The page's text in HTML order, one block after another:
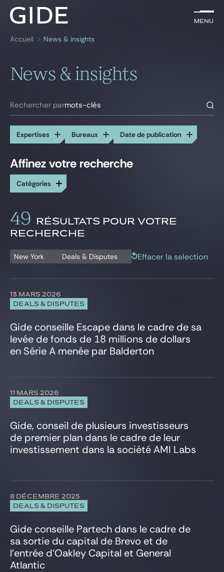
Menu
Rechercher par
Menu
Expertises
Global
News & insights
Notre cabinet
Gide Pro Bono et RSE
Contact
Accueil News & insights
News & insights
Rechercher parmots-clés
Expertises Bureaux Date de publication
Toutes les expertises
Actionnariat salarié
Banque et Finance
Commerce International
Conformité et Investigations internes
Contentieux civil et commercial
Défense, aéronautique et spatial
Distribution et consommation
Données personnelles
Droit boursier
Droit pénal des affaires
Droit public
Environnement
ESG, RSE, Durabilité
Executives & Management Packages
Fintech, Blockchain et Web3
Fiscal
Fonds d’investissement
Infrastructure
Intelligence Artificielle
Investissements étrangers, FSR et FDI
LBO Sponsors
Marchés de capitaux
Médias et Communication
Private Equity
Tous les bureaux
Alger
Dakar
Istanbul
New York
Paris
Varsovie
Affinez votre recherche
Catégories
Actualités
Analyses & décryptages
49 RÉSULTATS POUR VOTRE
RECHERCHE
New York Deals & Disputes Effacer la selection
DEALS & DISPUTES
13 MARS 2026
Gide conseille Escape dans le cadre de sa
levée de fonds de 18 millions de dollars
en Série A menée par Balderton
DEALS & DISPUTES
11 MARS 2026
Gide, conseil de plusieurs investisseurs
de premier plan dans le cadre de leur
investissement dans la société AMI Labs
DEALS & DISPUTES
8 DÉCEMBRE 2025
Gide conseille Partech dans le cadre de
sa sortie du capital de Brevo et de
l’entrée d’Oakley Capital et General
Atlantic